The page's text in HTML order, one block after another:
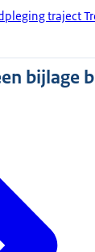
traject
bijlage